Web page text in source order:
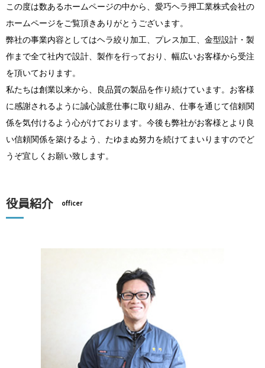
この度は数あるホームページの中から、愛巧ヘラ押工業株式会社の
ホームページをご覧頂きありがとうございます。
弊社の事業内容としてはヘラ絞り加工、プレス加工、金型設計・製
作まで全て社内で設計、製作を行っており、幅広いお客様から受注
を頂いております。
私たちは創業以来から、良品質の製品を作り続けています。お客様
に感謝されるように誠心誠意仕事に取り組み、仕事を通じて信頼関
係を気付けるよう心がけております。今後も弊社がお客様とより良
い信頼関係を築けるよう、たゆまぬ努力を続けてまいりますのでど
うぞ宜しくお願い致します。
役員紹介 officer